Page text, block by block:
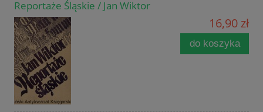
Reportaże Śląskie / Jan Wiktor
16,90 zł
do koszyka